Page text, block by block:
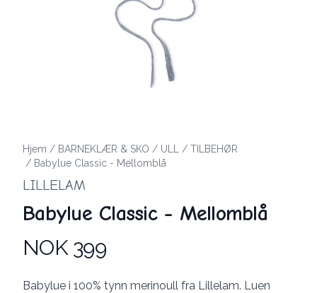
Hjem / BARNEKLÆR & SKO / ULL / TILBEHØR
/ Babylue Classic - Mellomblå
LILLELAM
Babylue Classic - Mellomblå
Produktdetaljer
NOK 399
Description
Babylue i 100% tynn merinoull fra Lillelam. Luen